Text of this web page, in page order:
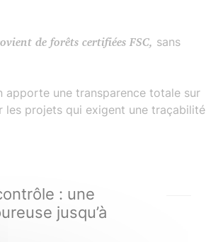
de forêts certifiées FSC, sans
une transparence totale sur
les projets qui exigent une traçabilité
: une
jusqu’à